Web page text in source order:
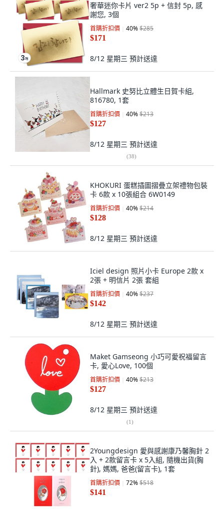
奢華迷你卡片 ver2 5p + 信封 5p, 感
謝您, 3個
首購折扣價 40%$285
$171
8/12 星期三 預計送達
Hallmark 史努比立體生日賀卡組,
816780, 1套
首購折扣價 40%$213
$127
8/12 星期三 預計送達
(38)
KHOKURI 蛋糕插圖摺疊立架禮物包裝
卡 6款 x 10張組合 6W0149
首購折扣價 40%$214
$128
8/12 星期三 預計送達
Iciel design 照片小卡 Europe 2款 x
2張 + 明信片 2張 套組
首購折扣價 40%$237
$142
8/12 星期三 預計送達
Maket Gamseong 小巧可愛祝福留言
卡, 愛心Love, 100個
首購折扣價 40%$213
$127
8/12 星期三 預計送達
(1)
2Youngdesign 愛與感謝康乃馨胸針 2
入 + 2款留言卡 x 5入組, 隨機出貨(胸
針), 媽媽, 爸爸(留言卡), 1套
首購折扣價 72%$518
$141